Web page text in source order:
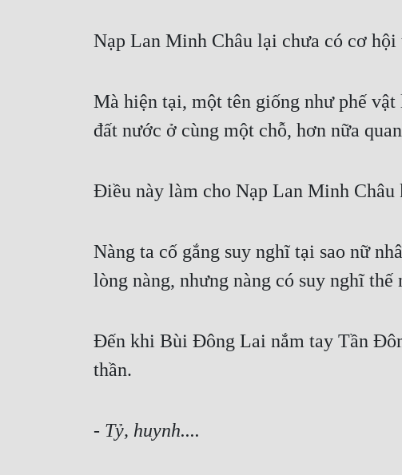
Nạp Lan Minh Châu lại chưa có cơ
Mà hiện tại, một tên giống như phế
đất nước ở cùng một chỗ, hơn nữa
Điều này làm cho Nạp Lan Minh
Nàng ta cố gắng suy nghĩ tại sao nữ
lòng nàng, nhưng nàng có suy nghĩ thế
Đến khi Bùi Đông Lai nắm tay Tần
thần.
- Tỷ, huynh....